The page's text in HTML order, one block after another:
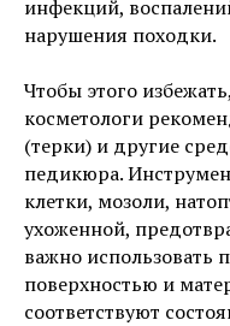
инфекций,
нарушения походки.
Чтобы этого
косметологи
(терки) и другие
педикюра.
клетки, мозоли,
ухоженной,
важно использовать
поверхностью и
соответствуют